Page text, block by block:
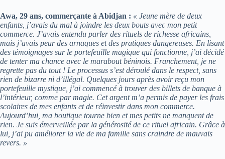
Awa, 29 ans, commerçante à Abidjan : « Jeune mère de deux
enfants, j’avais du mal à joindre les deux bouts avec mon petit
commerce. J’avais entendu parler des rituels de richesse africains,
mais j’avais peur des arnaques et des pratiques dangereuses. En lisant
des témoignages sur le portefeuille magique qui fonctionne, j’ai décidé
de tenter ma chance avec le marabout béninois. Franchement, je ne
regrette pas du tout ! Le processus s’est déroulé dans le respect, sans
rien de bizarre ni d’illégal. Quelques jours après avoir reçu mon
portefeuille mystique, j’ai commencé à trouver des billets de banque à
l’intérieur, comme par magie. Cet argent m’a permis de payer les frais
scolaires de mes enfants et de réinvestir dans mon commerce.
Aujourd’hui, ma boutique tourne bien et mes petits ne manquent de
rien. Je suis émerveillée par la générosité de ce rituel africain. Grâce à
lui, j’ai pu améliorer la vie de ma famille sans craindre de mauvais
revers. »